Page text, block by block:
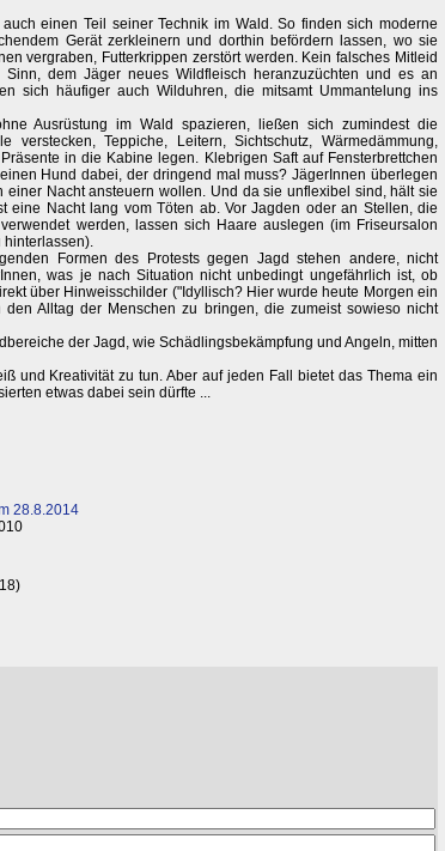
einen Teil seiner Technik im Wald. So finden sich moderne
Gerät zerkleinern und dorthin befördern lassen, wo sie
vergraben, Futterkrippen zerstört werden. Kein falsches Mitleid
dem Jäger neues Wildfleisch heranzuzüchten und es an
sich häufiger auch Wilduhren, die mitsamt Ummantelung ins
Ausrüstung im Wald spazieren, ließen sich zumindest die
verstecken, Teppiche, Leitern, Sichtschutz, Wärmedämmung,
in die Kabine legen. Klebrigen Saft auf Fensterbrettchen
Hund dabei, der dringend mal muss? JägerInnen überlegen
Nacht ansteuern wollen. Und da sie unflexibel sind, hält sie
eine Nacht lang vom Töten ab. Vor Jagden oder an Stellen, die
werden, lassen sich Haare auslegen (im Friseursalon
hinterlassen).
Formen des Protests gegen Jagd stehen andere, nicht
was je nach Situation nicht unbedingt ungefährlich ist, ob
über Hinweisschilder ("Idyllisch? Hier wurde heute Morgen ein
Alltag der Menschen zu bringen, die zumeist sowieso nicht
der Jagd, wie Schädlingsbekämpfung und Angeln, mitten
und Kreativität zu tun. Aber auf jeden Fall bietet das Thema ein
etwas dabei sein dürfte ...
28.8.2014